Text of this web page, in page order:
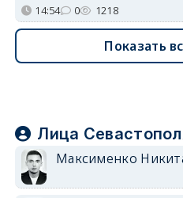
14:54 0 1218
Показать
Лица
Максименко